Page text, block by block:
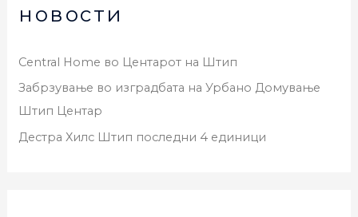
новости
Central Home во Центарот на Штип
Забрзување во изградбата на Урбано Домување
Штип Центар
Дестра Хилс Штип последни 4 единици